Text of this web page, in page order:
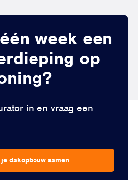
week een
op
in en vraag een
dakopbouw samen